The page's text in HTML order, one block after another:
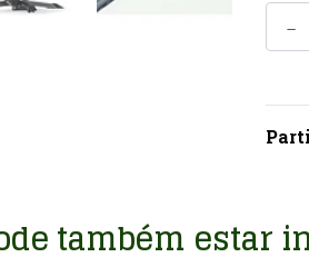
-
também estar